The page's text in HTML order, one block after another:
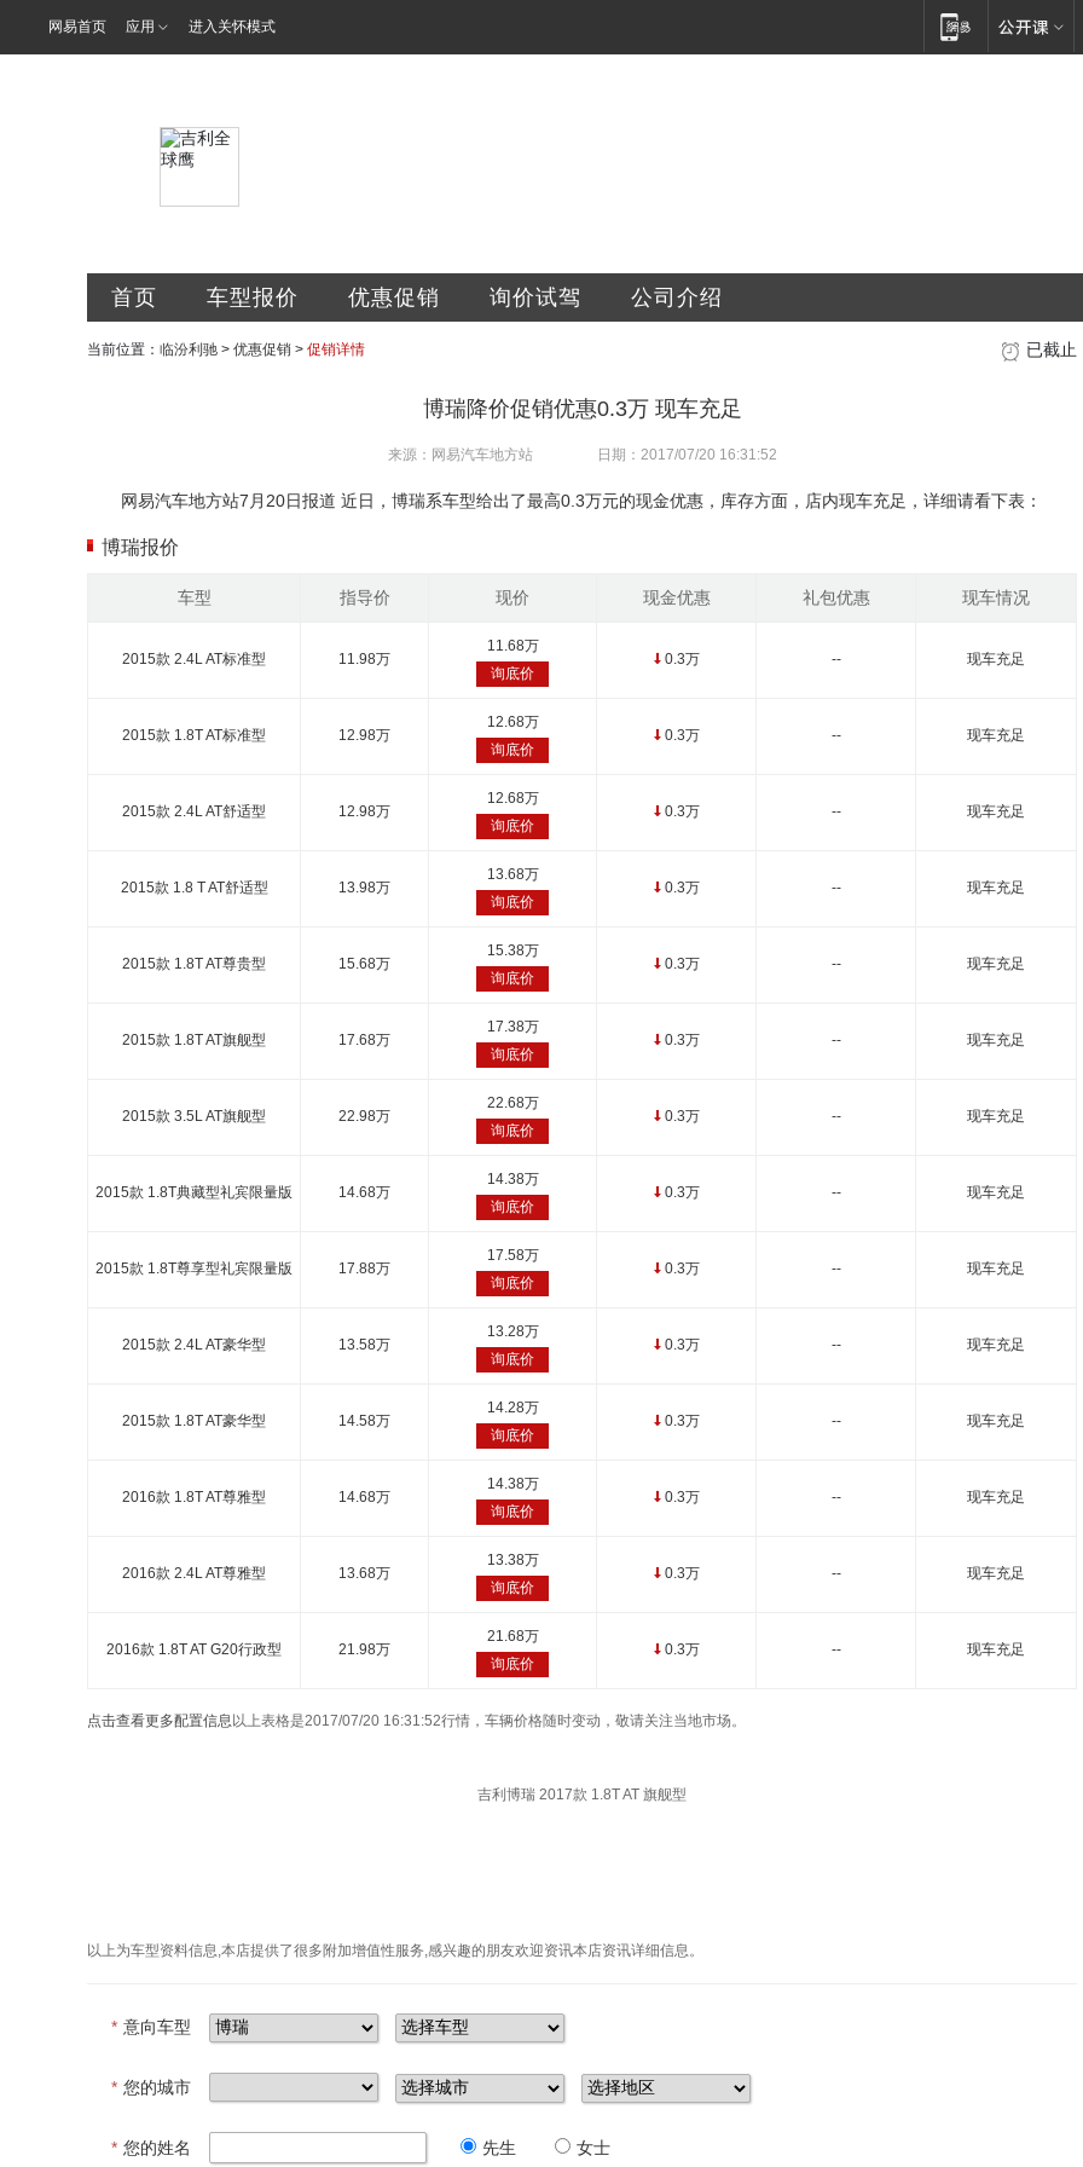
网易首页 应用 进入关怀模式
首页 车型报价 优惠促销 询价试驾 公司介绍
当前位置： 临汾利驰 > 优惠促销 > 促销详情 已截止
博瑞降价促销优惠0.3万 现车充足
来源：网易汽车地方站 日期：2017/07/20 16:31:52
网易汽车地方站7月20日报道 近日，博瑞系车型给出了最高0.3万元的现金优惠，库存方面，店内现车充足，详细请看下表：
博瑞报价
车型 指导价 现价 现金优惠 礼包优惠 现车情况
2015款 2.4L AT标准型 11.98万
11.68万
询底价
0.3万 -- 现车充足
2015款 1.8T AT标准型 12.98万
12.68万
询底价
0.3万 -- 现车充足
2015款 2.4L AT舒适型 12.98万
12.68万
询底价
0.3万 -- 现车充足
2015款 1.8 T AT舒适型 13.98万
13.68万
询底价
0.3万 -- 现车充足
2015款 1.8T AT尊贵型 15.68万
15.38万
询底价
0.3万 -- 现车充足
2015款 1.8T AT旗舰型 17.68万
17.38万
询底价
0.3万 -- 现车充足
2015款 3.5L AT旗舰型 22.98万
22.68万
询底价
0.3万 -- 现车充足
2015款 1.8T典藏型礼宾限量版 14.68万
14.38万
询底价
0.3万 -- 现车充足
2015款 1.8T尊享型礼宾限量版 17.88万
17.58万
询底价
0.3万 -- 现车充足
2015款 2.4L AT豪华型 13.58万
13.28万
询底价
0.3万 -- 现车充足
2015款 1.8T AT豪华型 14.58万
14.28万
询底价
0.3万 -- 现车充足
2016款 1.8T AT尊雅型 14.68万
14.38万
询底价
0.3万 -- 现车充足
2016款 2.4L AT尊雅型 13.68万
13.38万
询底价
0.3万 -- 现车充足
2016款 1.8T AT G20行政型 21.98万
21.68万
询底价
0.3万 -- 现车充足
点击查看更多配置信息 以上表格是2017/07/20 16:31:52行情，车辆价格随时变动，敬请关注当地市场。
吉利博瑞 2017款 1.8T AT 旗舰型
以上为车型资料信息,本店提供了很多附加增值性服务,感兴趣的朋友欢迎资讯本店资讯详细信息。
* 意向车型
* 您的城市
* 您的姓名 先生 女士